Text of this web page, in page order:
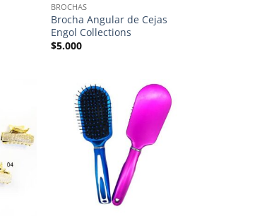
BROCHAS
Brocha Angular de Cejas
Engol Collections
$5.000